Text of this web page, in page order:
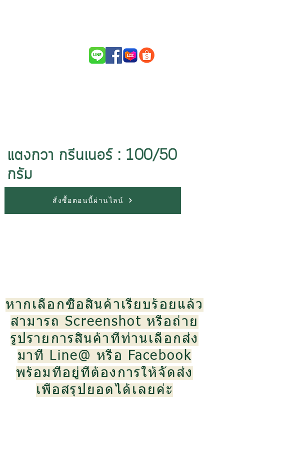
แตงกวา กรีนเนอร์ : 100/50
กรัม
หากเลือกซื้อสินค้าเรียบร้อยแล้ว
สามารถ Screenshot หรือถ่าย
รูปรายการสินค้าที่ท่านเลือกส่ง
มาที่ Line@ หรือ Facebook
พร้อมที่อยู่ที่ต้องการให้จัดส่ง
เพื่อสรุปยอดได้เลยค่ะ
สั่งซื้อตอนนี้ผ่านไลน์